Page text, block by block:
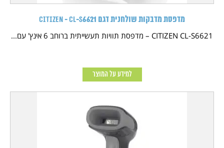
מדפסת מדבקות שולחנית דגם CITIZEN - CL-S6621
CITIZEN CL-S6621 – מדפסת תוויות תעשייתית ברוחב 6 אינץ' עם...
למידע על המוצר